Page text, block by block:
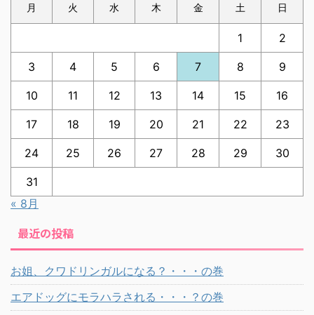
月 火 水 木 金 土 日
1 2
3 4 5 6 7 8 9
10 11 12 13 14 15 16
17 18 19 20 21 22 23
24 25 26 27 28 29 30
31
« 8月
最近の投稿
お姐、クワドリンガルになる？・・・の巻
エアドッグにモラハラされる・・・？の巻